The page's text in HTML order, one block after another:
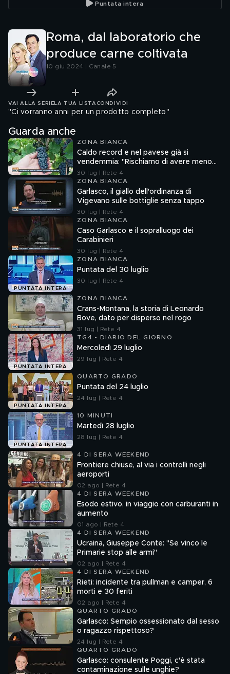
Puntata intera
Roma, dal laboratorio che
produce carne coltivata
10 giu 2024 | Canale 5
VAI ALLA SERIE LA TUA LISTA CONDIVIDI
"Ci vorranno anni per un prodotto completo"
Guarda anche
ZONA BIANCA
Caldo record e nel pavese già si
vendemmia: "Rischiamo di avere meno
vino"
30 lug | Rete 4
ZONA BIANCA
Garlasco, il giallo dell'ordinanza di
Vigevano sulle bottiglie senza tappo
30 lug | Rete 4
ZONA BIANCA
Caso Garlasco e il sopralluogo dei
Carabinieri
30 lug | Rete 4
PUNTATA INTERA
ZONA BIANCA
Puntata del 30 luglio
30 lug | Rete 4
ZONA BIANCA
Crans-Montana, la storia di Leonardo
Bove, dato per disperso nel rogo
31 lug | Rete 4
PUNTATA INTERA
TG4 - DIARIO DEL GIORNO
Mercoledì 29 luglio
29 lug | Rete 4
PUNTATA INTERA
QUARTO GRADO
Puntata del 24 luglio
24 lug | Rete 4
PUNTATA INTERA
10 MINUTI
Martedì 28 luglio
28 lug | Rete 4
4 DI SERA WEEKEND
Frontiere chiuse, al via i controlli negli
aeroporti
02 ago | Rete 4
4 DI SERA WEEKEND
Esodo estivo, in viaggio con carburanti in
aumento
01 ago | Rete 4
4 DI SERA WEEKEND
Ucraina, Giuseppe Conte: "Se vinco le
Primarie stop alle armi"
02 ago | Rete 4
4 DI SERA WEEKEND
Rieti: incidente tra pullman e camper, 6
morti e 30 feriti
02 ago | Rete 4
QUARTO GRADO
Garlasco: Sempio ossessionato dal sesso
o ragazzo rispettoso?
24 lug | Rete 4
QUARTO GRADO
Garlasco: consulente Poggi, c'è stata
contaminazione sulle unghie?